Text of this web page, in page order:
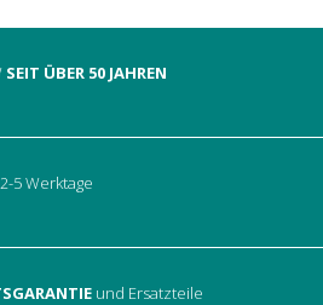
SEIT ÜBER 50 JAHREN
2-5 Werktage
und Ersatzteile